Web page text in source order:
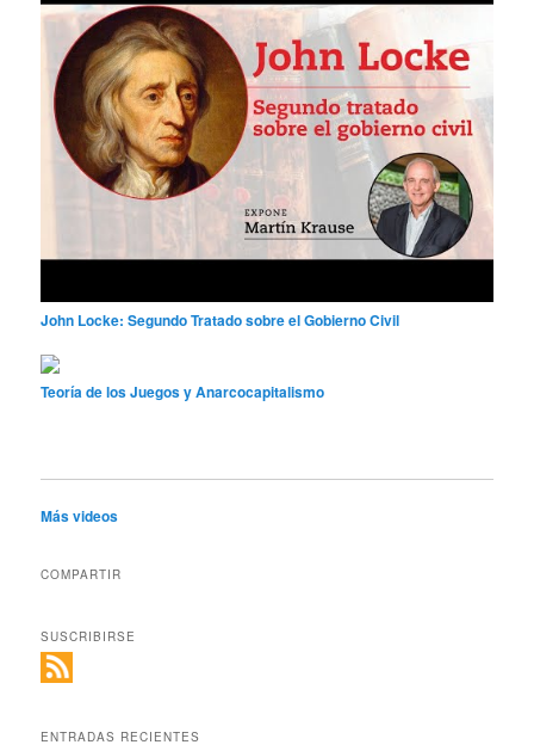
John Locke: Segundo Tratado sobre el Gobierno Civil
Teoría de los Juegos y Anarcocapitalismo
Más videos
COMPARTIR
SUSCRIBIRSE
ENTRADAS RECIENTES